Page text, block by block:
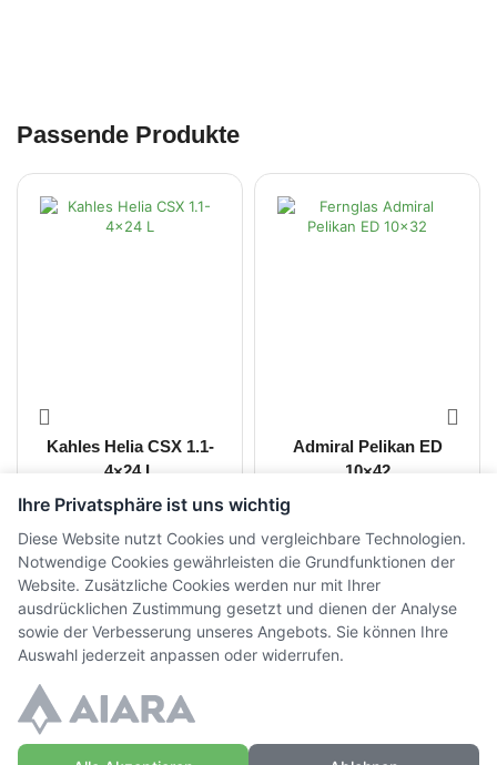
Passende Produkte
Kahles Helia CSX 1.1-
4×24 L
CHF1'800.00 inkl. MwSt.
Admiral Pelikan ED
10×42
inkl. MwSt.
Ihre Privatsphäre ist uns wichtig
Diese Website nutzt Cookies und vergleichbare Technologien.
Notwendige Cookies gewährleisten die Grundfunktionen der
Website. Zusätzliche Cookies werden nur mit Ihrer
ausdrücklichen Zustimmung gesetzt und dienen der Analyse
sowie der Verbesserung unseres Angebots. Sie können Ihre
Auswahl jederzeit anpassen oder widerrufen.